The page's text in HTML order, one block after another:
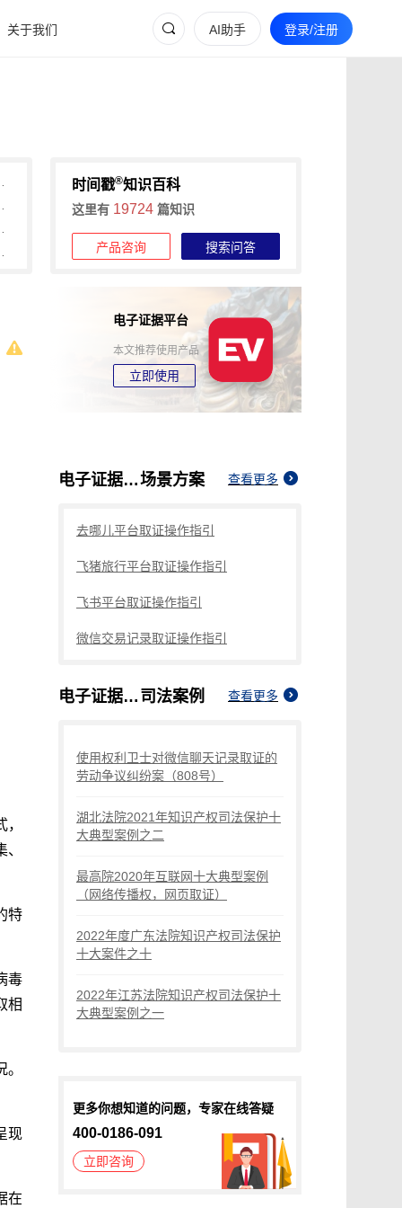
关于我们 AI助手 登录/注册
时间戳®知识百科
这里有 19724 篇知识
产品咨询 搜索问答
特
毒
相
现
在
电子证据平台
本文推荐使用产品
立即使用
电子证据有什么特点场景方案 查看更多
去哪儿平台取证操作指引
飞猪旅行平台取证操作指引
飞书平台取证操作指引
微信交易记录取证操作指引
电子证据有什么特点 司法案例 查看更多
使用权利卫士对微信聊天记录取证的
劳动争议纠纷案（808号）
湖北法院2021年知识产权司法保护十
大典型案例之二
最高院2020年互联网十大典型案例
（网络传播权，网页取证）
2022年度广东法院知识产权司法保护
十大案件之十
2022年江苏法院知识产权司法保护十
大典型案例之一
更多你想知道的问题，专家在线答疑
400-0186-091
立即咨询